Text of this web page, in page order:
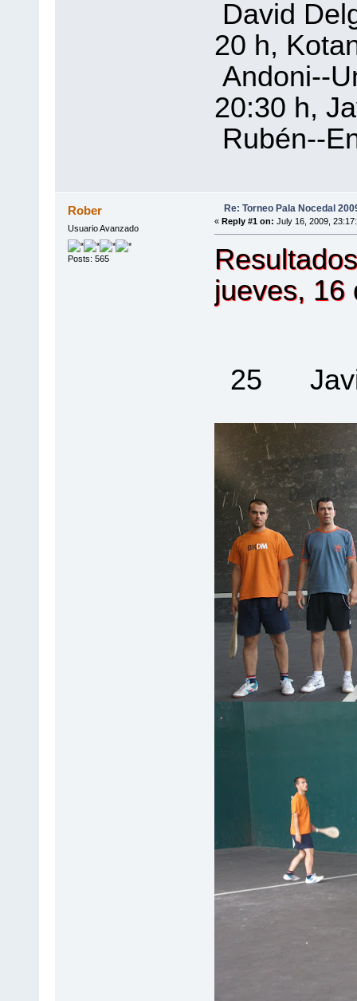
David
20 h,
Andoni--
20:30 h,
Rubén--
Rober
Usuario Avanzado
Posts: 565
Re: Torneo Pala Nocedal
« Reply #1 on: July 16, 2009,
jueves, 16
25 Javi